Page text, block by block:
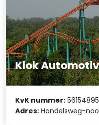
Klok
KvK nummer: 56154895
Adres: Handelsweg-